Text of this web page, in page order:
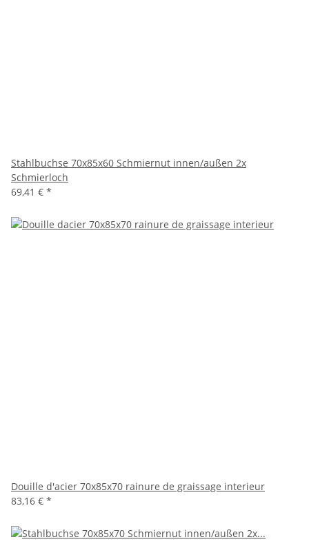
Stahlbuchse 70x85x60 Schmiernut innen/außen 2x
Schmierloch
69,41 € *
Douille d'acier 70x85x70 rainure de graissage interieur
83,16 € *